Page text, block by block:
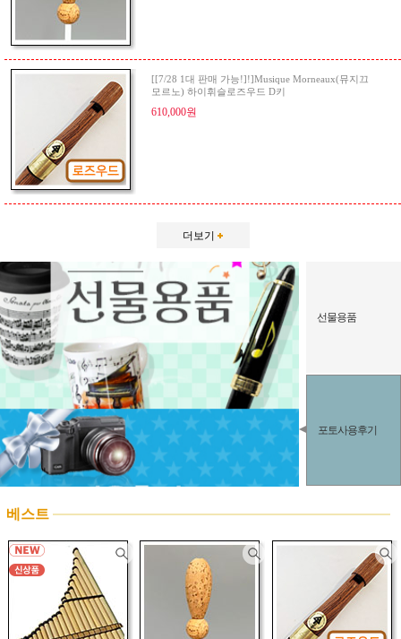
[[7/28 1대 판매 가능!]!]Musique Morneaux(뮤지끄
모르노) 하이휘슬로즈우드 D키
610,000원
더보기
선물용품
포토사용후기
베스트